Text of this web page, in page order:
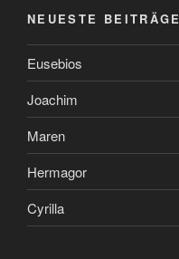
NEUESTE BEITRÄGE
Eusebios
Joachim
Maren
Hermagor
Cyrilla